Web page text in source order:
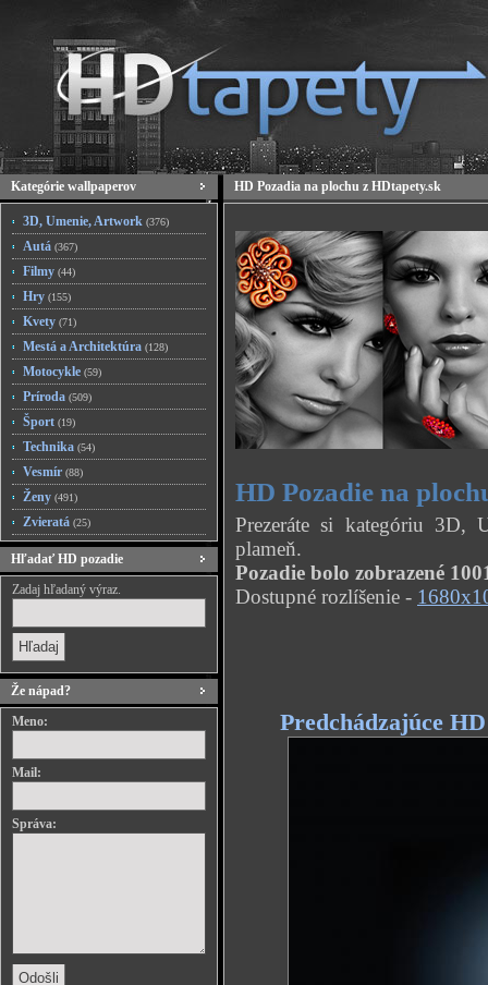
Kategórie wallpaperov
3D, Umenie, Artwork (376)
Autá (367)
Filmy (44)
Hry (155)
Kvety (71)
Mestá a Architektúra (128)
Motocykle (59)
Príroda (509)
Šport (19)
Technika (54)
Vesmír (88)
Ženy (491)
Zvieratá (25)
Hľadať HD pozadie
Zadaj hľadaný výraz.
Že nápad?
Meno:
Mail:
Správa:
HD Pozadia na plochu z HDtapety.sk
HD Pozadie na
Prezeráte si kategóriu 3D,
plameň.
Pozadie bolo zobrazené
Dostupné rozlíšenie -
Predchádzajúce